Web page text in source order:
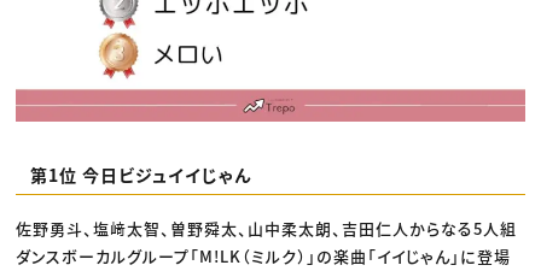
第1位 今日ビジュイイじゃん
佐野勇斗、塩﨑太智、曽野舜太、山中柔太朗、吉田仁人からなる5人組
ダンスボーカルグループ「M!LK（ミルク）」の楽曲「イイじゃん」に登場